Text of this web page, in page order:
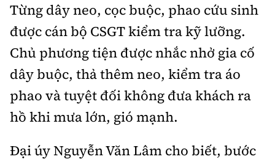
Phó Tổng biên tập:Nguyễn Sơn Tùng,
Nguyễn Đức Thắng, La Đức Hùng
Hotline:
0901 514 799
Quảng cáo và Phát hành:
0915 057 282
Email:bandoc@baoxaydung.vn
Cấm sao chép dưới mọi hình thức nếu không có sự
Từng dây neo, cọc buộc, phao cứu sinh
được cán bộ CSGT kiểm tra kỹ lưỡng.
Chủ phương tiện được nhắc nhở gia cố
dây buộc, thả thêm neo, kiểm tra áo
phao và tuyệt đối không đưa khách ra
hồ khi mưa lớn, gió mạnh.
Đại úy Nguyễn Văn Lâm cho biết, bước